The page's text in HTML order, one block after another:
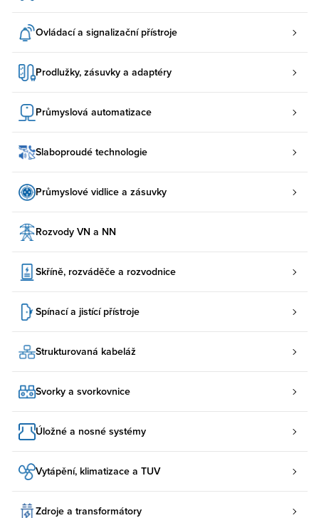
Ovládací a signalizační přístroje
Prodlužky, zásuvky a adaptéry
Průmyslová automatizace
Slaboproudé technologie
Průmyslové vidlice a zásuvky
Rozvody VN a NN
Skříně, rozváděče a rozvodnice
Spínací a jistící přístroje
Strukturovaná kabeláž
Svorky a svorkovnice
Úložné a nosné systémy
Vytápění, klimatizace a TUV
Zdroje a transformátory